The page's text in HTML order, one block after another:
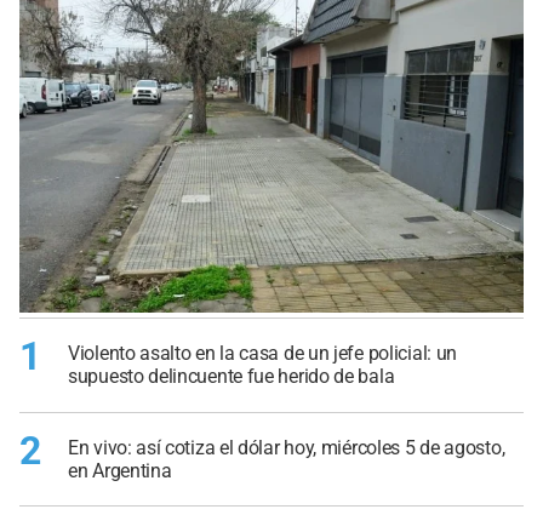
1
Violento asalto en la casa de un jefe policial: un
supuesto delincuente fue herido de bala
2
En vivo: así cotiza el dólar hoy, miércoles 5 de agosto,
en Argentina